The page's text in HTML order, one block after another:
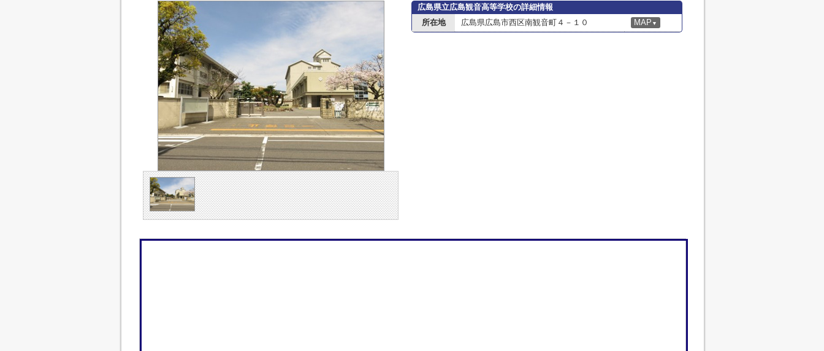
広島県立広島観音高等学校の詳細情報
所在地
広島県広島市西区南観音町４－１０ MAP ▼